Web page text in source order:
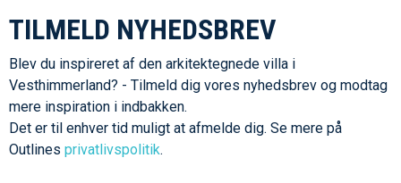
TILMELD NYHEDSBREV
Blev du inspireret af den arkitektegnede villa i
Vesthimmerland? - Tilmeld dig vores nyhedsbrev og modtag
mere inspiration i indbakken.
Det er til enhver tid muligt at afmelde dig. Se mere på
Outlines privatlivspolitik.